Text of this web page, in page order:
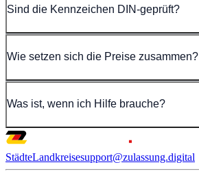
Sind die Kennzeichen DIN-geprüft?
Wie setzen sich die Preise zusammen?
Was ist, wenn ich Hilfe brauche?
StädteLandkreisesupport@zulassung.digital